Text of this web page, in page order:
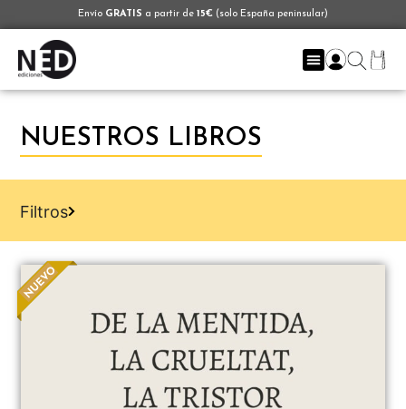
Envío GRATIS a partir de 15€ (solo España peninsular)
NUESTROS LIBROS
Filtros